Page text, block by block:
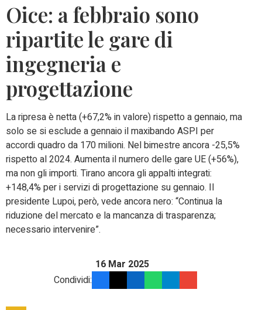
Oice: a febbraio sono
ripartite le gare di
ingegneria e
progettazione
La ripresa è netta (+67,2% in valore) rispetto a gennaio, ma
solo se si esclude a gennaio il maxibando ASPI per
accordi quadro da 170 milioni. Nel bimestre ancora -25,5%
rispetto al 2024. Aumenta il numero delle gare UE (+56%),
ma non gli importi. Tirano ancora gli appalti integrati:
+148,4% per i servizi di progettazione su gennaio. Il
presidente Lupoi, però, vede ancora nero: “Continua la
riduzione del mercato e la mancanza di trasparenza;
necessario intervenire”.
16 Mar 2025
Condividi: